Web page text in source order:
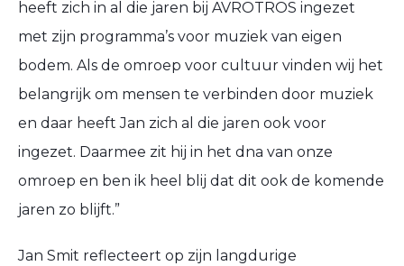
heeft zich in al die jaren bij AVROTROS ingezet
met zijn programma’s voor muziek van eigen
bodem. Als de omroep voor cultuur vinden wij het
belangrijk om mensen te verbinden door muziek
en daar heeft Jan zich al die jaren ook voor
ingezet. Daarmee zit hij in het dna van onze
omroep en ben ik heel blij dat dit ook de komende
jaren zo blijft.”
Jan Smit reflecteert op zijn langdurige